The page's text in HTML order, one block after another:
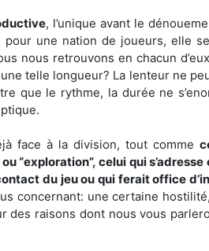
, l’unique avant le
pour une nation de joueurs, elle
nous retrouvons en chacun
telle longueur? La lenteur ne
que le rythme, la durée ne
face à la division, tout comme
“exploration”, celui qui
du jeu ou qui ferait office
concernant: une certaine
des raisons dont nous vous